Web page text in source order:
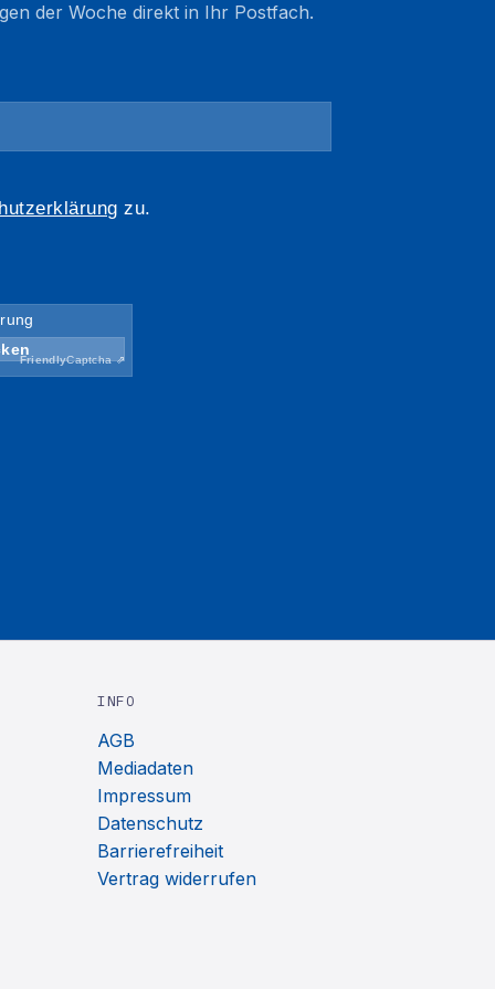
der Woche direkt in Ihr Postfach.
INFO
AGB
Mediadaten
Impressum
Datenschutz
Barrierefreiheit
Vertrag widerrufen